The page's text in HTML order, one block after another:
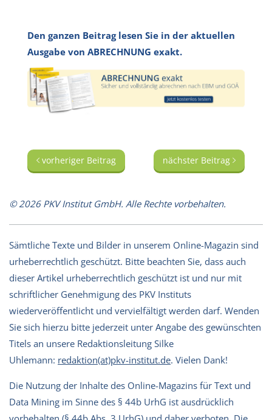
Den ganzen Beitrag lesen Sie in der aktuellen
Ausgabe von ABRECHNUNG exakt.
vorheriger Beitrag nächster Beitrag
© 2026 PKV Institut GmbH. Alle Rechte vorbehalten.
Sämtliche Texte und Bilder in unserem Online-Magazin sind
urheberrechtlich geschützt. Bitte beachten Sie, dass auch
dieser Artikel urheberrechtlich geschützt ist und nur mit
schriftlicher Genehmigung des PKV Instituts
wiederveröffentlicht und vervielfältigt werden darf. Wenden
Sie sich hierzu bitte jederzeit unter Angabe des gewünschten
Titels an unsere Redaktionsleitung Silke
Uhlemann: redaktion(at)pkv-institut.de. Vielen Dank!
Die Nutzung der Inhalte des Online-Magazins für Text und
Data Mining im Sinne des § 44b UrhG ist ausdrücklich